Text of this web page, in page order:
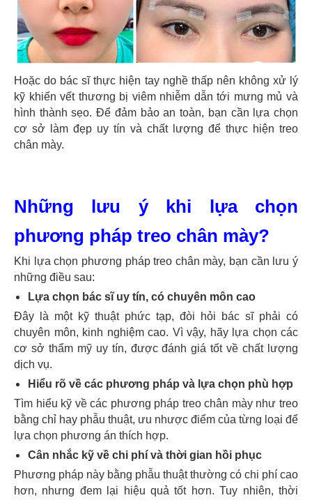
Hoặc do bác sĩ thực hiện tay nghề thấp nên không xử lý
kỹ khiến vết thương bị viêm nhiễm dẫn tới mưng mủ và
hình thành sẹo. Để đảm bảo an toàn, bạn cần lựa chọn
cơ sở làm đẹp uy tín và chất lượng để thực hiện treo
chân mày.
Những lưu ý khi lựa chọn
phương pháp treo chân mày?
Khi lựa chọn phương pháp treo chân mày, bạn cần lưu ý
những điều sau:
Lựa chọn bác sĩ uy tín, có chuyên môn cao
Đây là một kỹ thuật phức tạp, đòi hỏi bác sĩ phải có
chuyên môn, kinh nghiệm cao. Vì vậy, hãy lựa chọn các
cơ sở thẩm mỹ uy tín, được đánh giá tốt về chất lượng
dịch vụ.
Hiểu rõ về các phương pháp và lựa chọn phù hợp
Tìm hiểu kỹ về các phương pháp treo chân mày như treo
bằng chỉ hay phẫu thuật, ưu nhược điểm của từng loại để
lựa chọn phương án thích hợp.
Cân nhắc kỹ về chi phí và thời gian hồi phục
Phương pháp này bằng phẫu thuật thường có chi phí cao
hơn, nhưng đem lại hiệu quả tốt hơn. Tuy nhiên, thời